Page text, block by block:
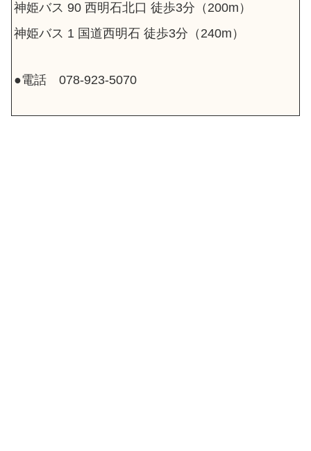
神姫バス 90 西明石北口 徒歩3分（200m）
神姫バス 1 国道西明石 徒歩3分（240m）
●電話 078-923-5070